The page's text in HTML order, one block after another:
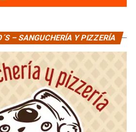
– SANGUCHERÍA Y PIZZERÍA